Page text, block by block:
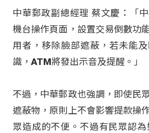
中華郵政副總經理 蔡文慶：「
機台操作頁面，設置交易倒數功
用者，移除臉部遮蔽，若未能
識，ATM將發出示音及提醒。」
不過，中華郵政也強調，即使民
遮蔽物，原則上不會影響提款操
眾造成的不便。不過有民眾認